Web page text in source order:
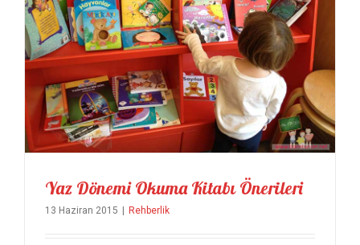
Yaz Dönemi Okuma Kitabı Önerileri
13 Haziran 2015 Rehberlik